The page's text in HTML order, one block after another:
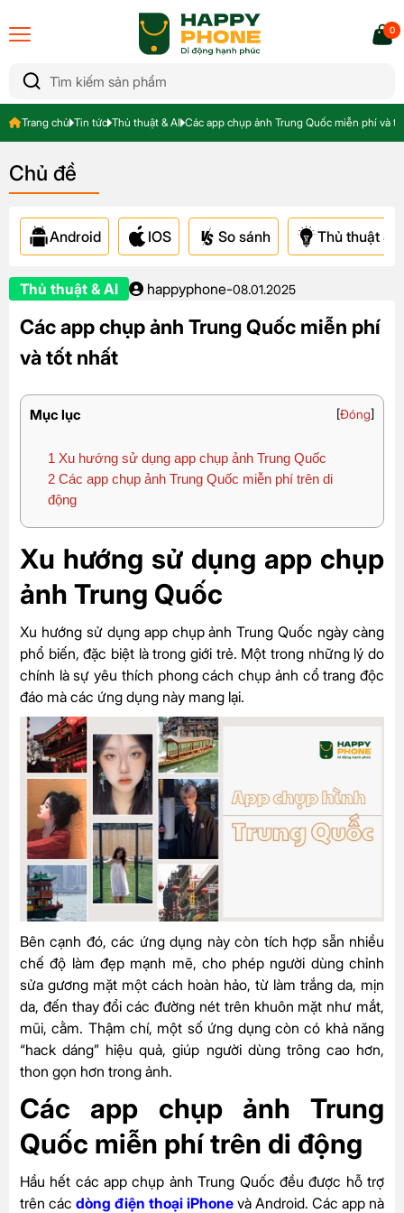
0
Trang chủ Tin tức Thủ thuật & AI Các app chụp ảnh Trung Quốc miễn phí và
Chủ đề
Android IOS So sánh Thủ thuật &
Thủ thuật & AI happyphone-08.01.2025
Các app chụp ảnh Trung Quốc miễn phí
và tốt nhất
Mục lục [Đóng]
1 Xu hướng sử dụng app chụp ảnh Trung Quốc
2 Các app chụp ảnh Trung Quốc miễn phí trên di
động
Xu hướng sử dụng app chụp
ảnh Trung Quốc
Xu hướng sử dụng app chụp ảnh Trung Quốc ngày càng
phổ biến, đặc biệt là trong giới trẻ. Một trong những lý do
chính là sự yêu thích phong cách chụp ảnh cổ trang độc
đáo mà các ứng dụng này mang lại.
Bên cạnh đó, các ứng dụng này còn tích hợp sẵn nhiều
chế độ làm đẹp mạnh mẽ, cho phép người dùng chỉnh
sửa gương mặt một cách hoàn hảo, từ làm trắng da, mịn
da, đến thay đổi các đường nét trên khuôn mặt như mắt,
mũi, cằm. Thậm chí, một số ứng dụng còn có khả năng
“hack dáng” hiệu quả, giúp người dùng trông cao hơn,
thon gọn hơn trong ảnh.
Các app chụp ảnh Trung
Quốc miễn phí trên di động
Hầu hết các app chụp ảnh Trung Quốc đều được hỗ trợ
trên các dòng điện thoại iPhone và Android. Các app nà